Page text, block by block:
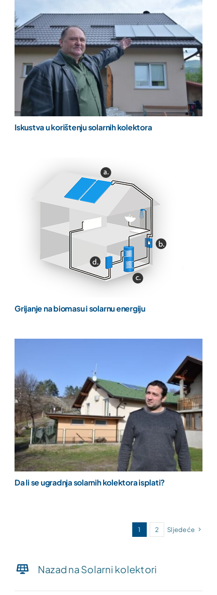
Iskustva u korištenju solarnih kolektora
Grijanje na biomasu i solarnu energiju
Da li se ugradnja solarnih kolektora isplati?
1 2 Sljedeće
Nazad na Solarni kolektori